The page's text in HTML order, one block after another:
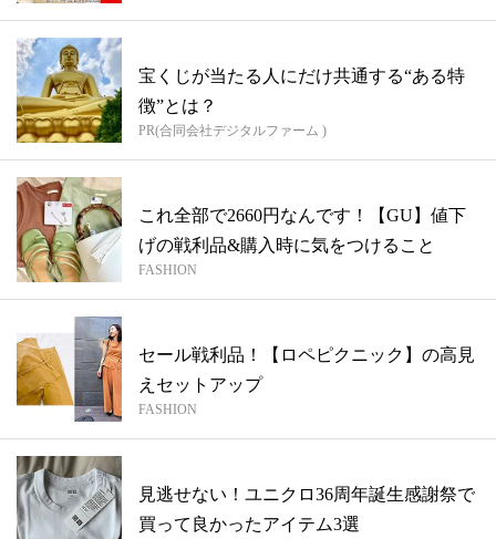
宝くじが当たる人にだけ共通する“ある特
徴”とは？
PR(合同会社デジタルファーム )
これ全部で2660円なんです！【GU】値下
げの戦利品&購入時に気をつけること
FASHION
セール戦利品！【ロペピクニック】の高見
えセットアップ
FASHION
見逃せない！ユニクロ36周年誕生感謝祭で
買って良かったアイテム3選